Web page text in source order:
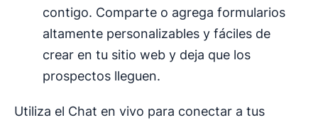
contigo. Comparte o agrega formularios
altamente personalizables y fáciles de
crear en tu sitio web y deja que los
prospectos lleguen.
Utiliza el Chat en vivo para conectar a tus